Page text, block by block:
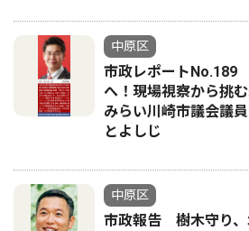
中原区
市政レポートNo.189
へ！現場視察から挑
みらい川崎市議会議
とよしじ
中原区
市政報告 樹木守り